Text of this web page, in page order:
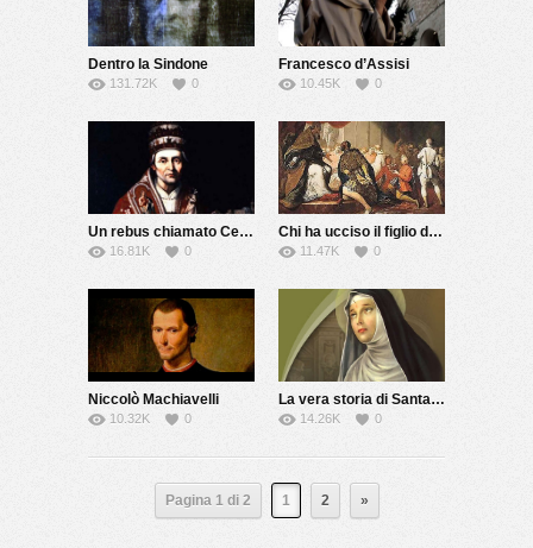
Dentro la Sindone
131.72K 0
Francesco d’Assisi
10.45K 0
Un rebus chiamato Celestino V
16.81K 0
Chi ha ucciso il figlio del Papa?
11.47K 0
Niccolò Machiavelli
10.32K 0
La vera storia di Santa Rita
14.26K 0
Pagina 1 di 2 1 2 »